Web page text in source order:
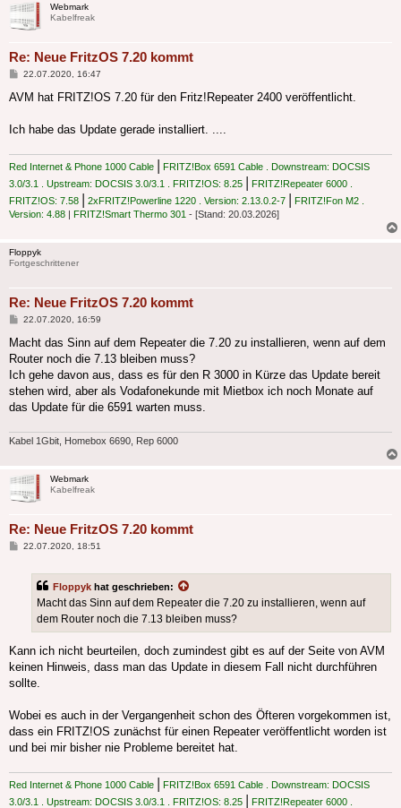
Webmark
Kabelfreak
Re: Neue FritzOS 7.20 kommt
Beitrag
22.07.2020, 16:47
AVM hat FRITZ!OS 7.20 für den Fritz!Repeater 2400 veröffentlicht.
Ich habe das Update gerade installiert. ....
Red Internet & Phone 1000 Cable | FRITZ!Box 6591 Cable . Downstream: DOCSIS
3.0/3.1 . Upstream: DOCSIS 3.0/3.1 . FRITZ!OS: 8.25 | FRITZ!Repeater 6000 .
FRITZ!OS: 7.58 | 2xFRITZ!Powerline 1220 . Version: 2.13.0.2-7 | FRITZ!Fon M2 .
Version: 4.88 | FRITZ!Smart Thermo 301 - [Stand: 20.03.2026]
Floppyk
Fortgeschrittener
Re: Neue FritzOS 7.20 kommt
Beitrag
22.07.2020, 16:59
Macht das Sinn auf dem Repeater die 7.20 zu installieren, wenn auf dem
Router noch die 7.13 bleiben muss?
Ich gehe davon aus, dass es für den R 3000 in Kürze das Update bereit
stehen wird, aber als Vodafonekunde mit Mietbox ich noch Monate auf
das Update für die 6591 warten muss.
Kabel 1Gbit, Homebox 6690, Rep 6000
Webmark
Kabelfreak
Re: Neue FritzOS 7.20 kommt
Beitrag
22.07.2020, 18:51
Floppyk hat geschrieben:
Macht das Sinn auf dem Repeater die 7.20 zu installieren, wenn auf
dem Router noch die 7.13 bleiben muss?
Kann ich nicht beurteilen, doch zumindest gibt es auf der Seite von AVM
keinen Hinweis, dass man das Update in diesem Fall nicht durchführen
sollte.
Wobei es auch in der Vergangenheit schon des Öfteren vorgekommen ist,
dass ein FRITZ!OS zunächst für einen Repeater veröffentlicht worden ist
und bei mir bisher nie Probleme bereitet hat.
Red Internet & Phone 1000 Cable | FRITZ!Box 6591 Cable . Downstream: DOCSIS
3.0/3.1 . Upstream: DOCSIS 3.0/3.1 . FRITZ!OS: 8.25 | FRITZ!Repeater 6000 .